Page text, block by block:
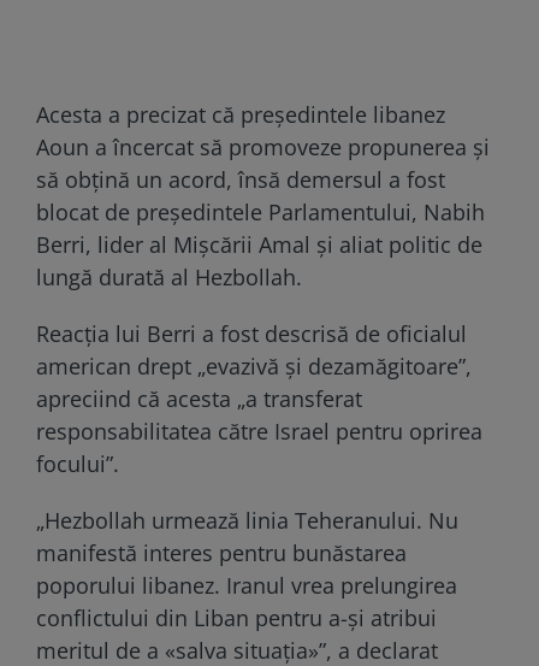
Acesta a precizat că președintele libanez
Aoun a încercat să promoveze propunerea și
să obțină un acord, însă demersul a fost
blocat de președintele Parlamentului, Nabih
Berri, lider al Mișcării Amal și aliat politic de
lungă durată al Hezbollah.
Reacția lui Berri a fost descrisă de oficialul
american drept „evazivă și dezamăgitoare”,
apreciind că acesta „a transferat
responsabilitatea către Israel pentru oprirea
focului”.
„Hezbollah urmează linia Teheranului. Nu
manifestă interes pentru bunăstarea
poporului libanez. Iranul vrea prelungirea
conflictului din Liban pentru a-și atribui
meritul de a «salva situația»”, a declarat